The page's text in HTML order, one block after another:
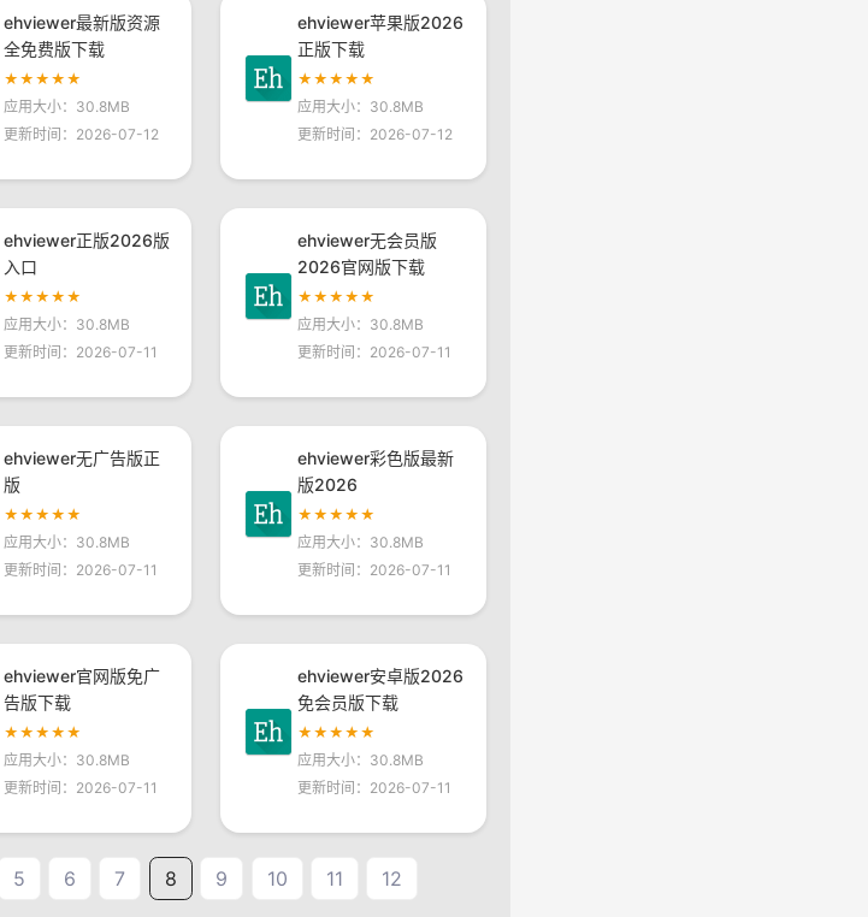
ehviewer最新版资源
全免费版下载
★★★★★
应用大小：30.8MB
更新时间：2026-07-12
ehviewer苹果版2026
正版下载
★★★★★
应用大小：30.8MB
更新时间：2026-07-12
ehviewer正版2026版
入口
★★★★★
应用大小：30.8MB
更新时间：2026-07-11
ehviewer无会员版
2026官网版下载
★★★★★
应用大小：30.8MB
更新时间：2026-07-11
ehviewer无广告版正
版
★★★★★
应用大小：30.8MB
更新时间：2026-07-11
ehviewer彩色版最新
版2026
★★★★★
应用大小：30.8MB
更新时间：2026-07-11
ehviewer官网版免广
告版下载
★★★★★
应用大小：30.8MB
更新时间：2026-07-11
ehviewer安卓版2026
免会员版下载
★★★★★
应用大小：30.8MB
更新时间：2026-07-11
5 6 7 8 9 10 11
12